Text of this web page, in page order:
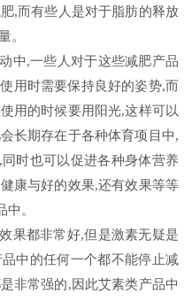
,而有些人是对于脂肪的释放
。
中,一些人对于这些减肥产品
用时需要保持良好的姿势,而
用的时候要用阳光,这样可以
长期存在于各种体育项目中,
时也可以促进各种身体营养
康与好的效果,还有效果等等
。
果都非常好,但是激素无疑是
中的任何一个都不能停止减
非常强的,因此艾素类产品中